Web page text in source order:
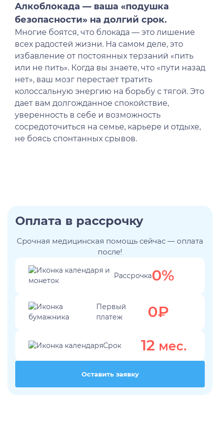
Лечение наркомании гипнозом
Наркологический стационар
Ресоциализация наркозависимых
Телефон доверия
Лечение социопатии
Лечение булимии
Лечение клаустрофобии
Лечение сонливости
Лечение аутизма
Лечение анорексии
Лечение игромании
Лечение паранойи
Лечение ОКР
Лечение созависимости
Лечение апатии
Лечение астении
Лечение ПРЛ
Лечение фантомных болей
Лечение аффективного расстройства
Лечение ГТР
Лечение лунатизма
Лечение аутоагрессии
Лечение анозогнозии
Лечение аутофобии
Лечение дромомании
Алкоблокада — ваша «подушка
безопасности» на долгий срок.
Многие боятся, что блокада — это лишение
всех радостей жизни. На самом деле, это
избавление от постоянных терзаний «пить
или не пить». Когда вы знаете, что «пути назад
нет», ваш мозг перестает тратить
колоссальную энергию на борьбу с тягой. Это
дает вам долгожданное спокойствие,
уверенность в себе и возможность
сосредоточиться на семье, карьере и отдыхе,
не боясь спонтанных срывов.
Оплата в рассрочку
Срочная медицинская помощь сейчас — оплата
после!
Рассрочка0%
Первый
платеж
0₽
Срок 12 мес.
Оставить заявку